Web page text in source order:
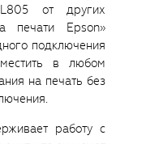
от других
печати Epson»
подключения
в любом
на печать без
работу с